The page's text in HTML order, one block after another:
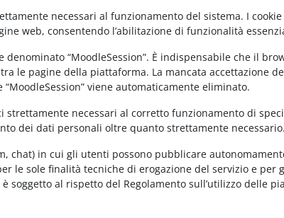
necessari al funzionamento del sistema. I
web, consentendo l’abilitazione di funzionalità
“MoodleSession”. È indispensabile che il
le pagine della piattaforma. La mancata accettazione
viene automaticamente eliminato.
necessari al corretto funzionamento di
dei dati personali oltre quanto strettamente necessario.
chat) in cui gli utenti possono pubblicare
le sole finalità tecniche di erogazione del servizio e
al rispetto del Regolamento sull’utilizzo delle